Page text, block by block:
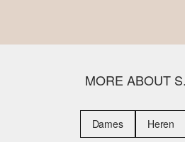
MORE ABOUT
Dames Heren